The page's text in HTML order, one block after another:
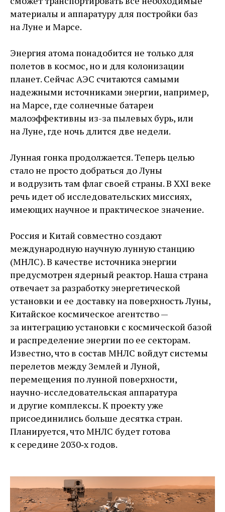
материалы и аппаратуру для постройки баз
на Луне и Марсе.
Энергия атома понадобится не только для
полетов в космос, но и для колонизации
планет. Сейчас АЭС считаются самыми
надежными источниками энергии, например,
на Марсе, где солнечные батареи
малоэффективны из-за пылевых бурь, или
на Луне, где ночь длится две недели.
Лунная гонка продолжается. Теперь целью
стало не просто добраться до Луны
и водрузить там флаг своей страны. В XXI веке
речь идет об исследовательских миссиях,
имеющих научное и практическое значение.
Россия и Китай совместно создают
международную научную лунную станцию
(МНЛС). В качестве источника энергии
предусмотрен ядерный реактор. Наша страна
отвечает за разработку энергетической
установки и ее доставку на поверхность Луны,
Китайское космическое агентство — ​
за интеграцию установки с космической базой
и распределение энергии по ее секторам.
Известно, что в состав МНЛС вой­дут системы
перелетов между Землей и Луной,
перемещения по лунной поверхности,
научно-­исследовательская аппаратура
и другие комплексы. К проекту уже
присоединились больше десятка стран.
Планируется, что МНЛС будет готова
к середине 2030‑х годов.